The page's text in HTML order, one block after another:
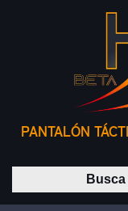
PANTALÓN